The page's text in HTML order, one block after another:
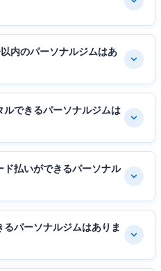
内のパーソナルジムはあ
できるパーソナルジムは
払いができるパーソナル
パーソナルジムはありま